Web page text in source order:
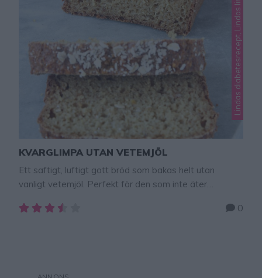
KVARGLIMPA UTAN VETEMJÖL
Ett saftigt, luftigt gott bröd som bakas helt utan
vanligt vetemjöl. Perfekt för den som inte äter
mjöl i en hushållsmaskin eller mixer med knivar. Obs!
0